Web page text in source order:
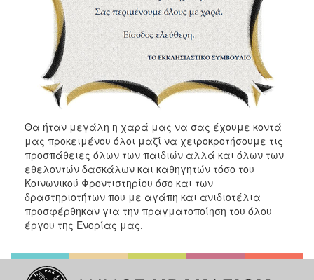
Θα ήταν μεγάλη η χαρά μας να σας έχουμε κοντά
μας προκειμένου όλοι μαζί να χειροκροτήσουμε τις
προσπάθειες όλων των παιδιών αλλά και όλων των
εθελοντών δασκάλων και καθηγητών τόσο του
Κοινωνικού Φροντιστηρίου όσο και των
δραστηριοτήτων που με αγάπη και ανιδιοτέλια
προσφέρθηκαν για την πραγματοποίηση του όλου
έργου της Ενορίας μας.